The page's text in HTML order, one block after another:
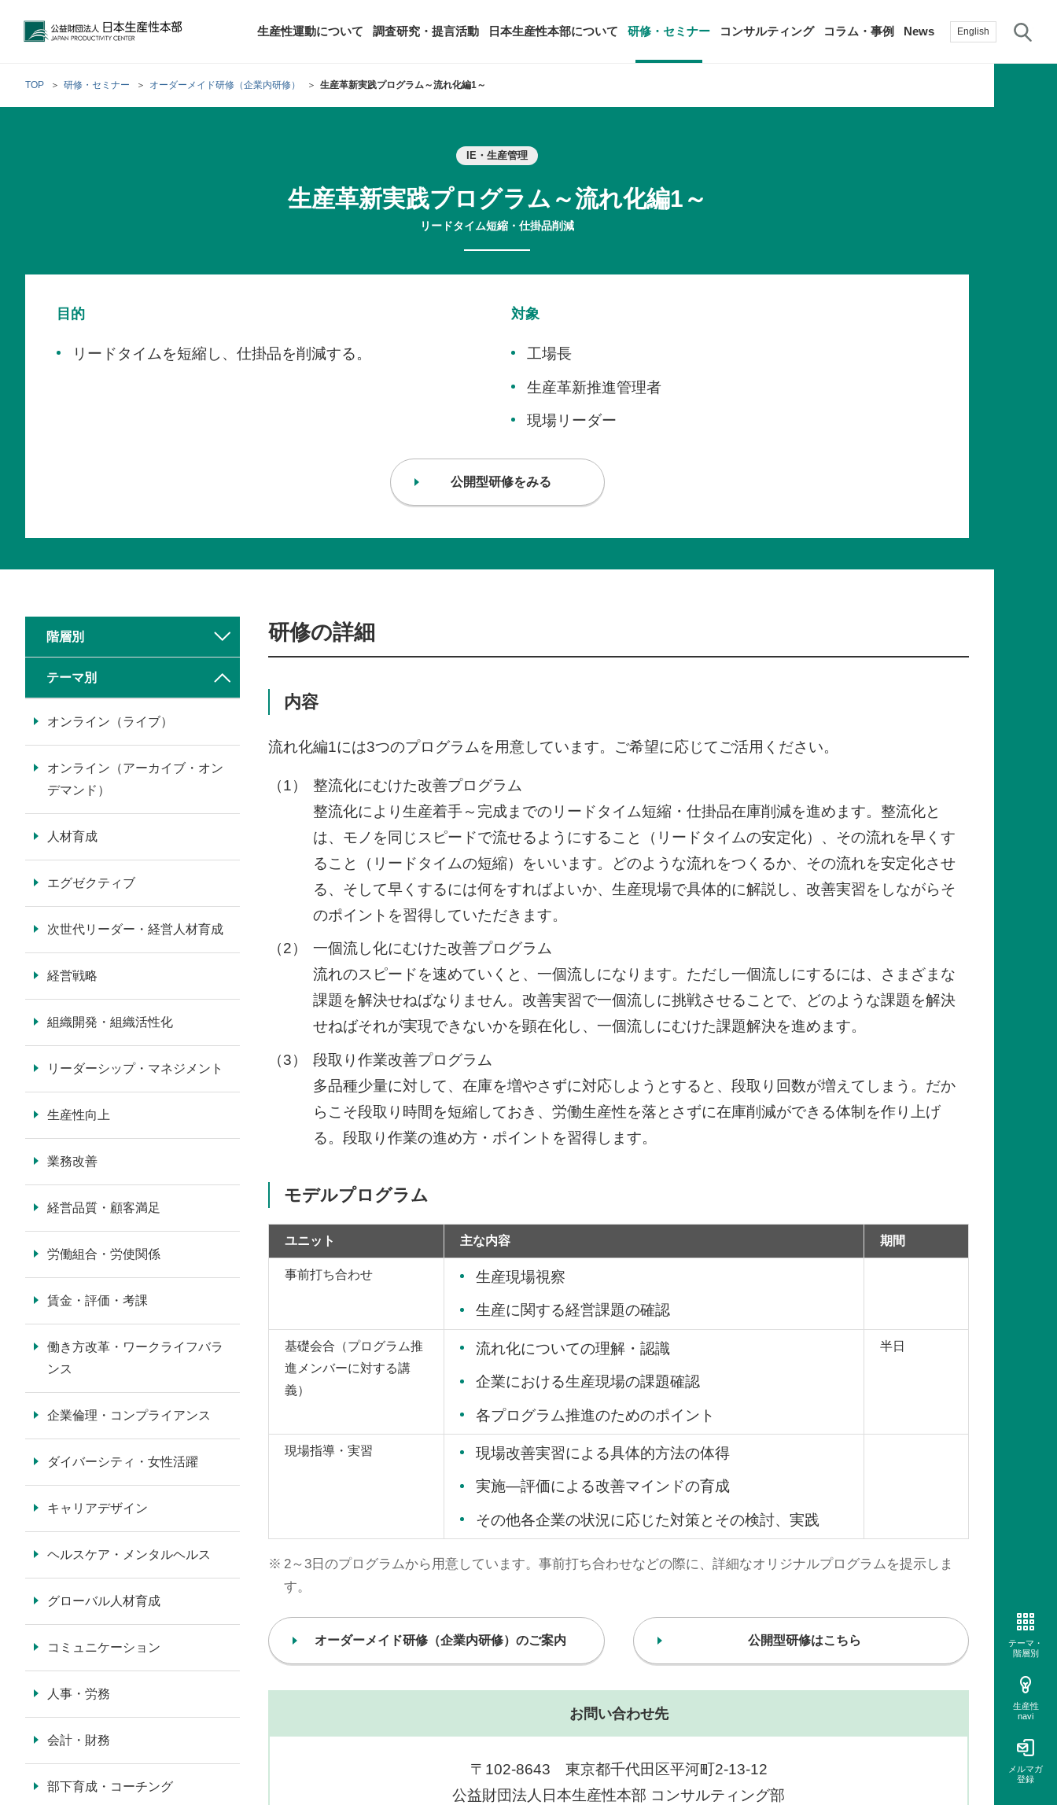
公益財団法人日本生産性本部 English
生産性運動について
調査研究・提言活動 日本生産性本部について 研修・セミナー コンサルティング コラム・事例 News
生産性運動とは
生産性シンポジウム
国際連携・国際交流活動
活動組織
生産性に関する研究
働く人のメンタルヘルスに関する調査
顧客満足度調査（JCSI）
レジャー白書
雇用・賃金に関する調査研究・提言
定款および業務・財務に関する資料
日本生産性本部とは
アクセス
全国の生産性機関
テーマ別研修
アーカイブ研修・セミナー
オーダーメイド研修（企業内研修）
参加者の声
コンサルタント紹介
TOP 研修・セミナー オーダーメイド研修（企業内研修） 生産革新実践プログラム～流れ化編1～
IE・生産管理
生産革新実践プログラム～流れ化編1～
リードタイム短縮・仕掛品削減
目的
リードタイムを短縮し、仕掛品を削減する。
対象
工場長
生産革新推進管理者
現場リーダー
公開型研修をみる
研修の詳細
内容
流れ化編1には3つのプログラムを用意しています。ご希望に応じてご活用ください。
（1）
整流化にむけた改善プログラム
整流化により生産着手～完成までのリードタイム短縮・仕掛品在庫削減を進めます。整流化と
は、モノを同じスピードで流せるようにすること（リードタイムの安定化）、その流れを早くす
ること（リードタイムの短縮）をいいます。どのような流れをつくるか、その流れを安定化させ
る、そして早くするには何をすればよいか、生産現場で具体的に解説し、改善実習をしながらそ
のポイントを習得していただきます。
（2）
一個流し化にむけた改善プログラム
流れのスピードを速めていくと、一個流しになります。ただし一個流しにするには、さまざまな
課題を解決せねばなりません。改善実習で一個流しに挑戦させることで、どのような課題を解決
せねばそれが実現できないかを顕在化し、一個流しにむけた課題解決を進めます。
（3）
段取り作業改善プログラム
多品種少量に対して、在庫を増やさずに対応しようとすると、段取り回数が増えてしまう。だか
らこそ段取り時間を短縮しておき、労働生産性を落とさずに在庫削減ができる体制を作り上げ
る。段取り作業の進め方・ポイントを習得します。
モデルプログラム
ユニット 主な内容 期間
事前打ち合わせ 生産現場視察
生産に関する経営課題の確認
基礎会合（プログラム推
進メンバーに対する講
義）
流れ化についての理解・認識
企業における生産現場の課題確認
各プログラム推進のためのポイント
半日
現場指導・実習 現場改善実習による具体的方法の体得
実施―評価による改善マインドの育成
その他各企業の状況に応じた対策とその検討、実践
※ 2～3日のプログラムから用意しています。事前打ち合わせなどの際に、詳細なオリジナルプログラムを提示しま
す。
オーダーメイド研修（企業内研修）のご案内 公開型研修はこちら
お問い合わせ先
〒102-8643 東京都千代田区平河町2-13-12
公益財団法人日本生産性本部 コンサルティング部
階層別
テーマ別
オンライン（ライブ）
オンライン（アーカイブ・オン
デマンド）
人材育成
エグゼクティブ
次世代リーダー・経営人材育成
経営戦略
組織開発・組織活性化
リーダーシップ・マネジメント
生産性向上
業務改善
経営品質・顧客満足
労働組合・労使関係
賃金・評価・考課
働き方改革・ワークライフバラ
ンス
企業倫理・コンプライアンス
ダイバーシティ・女性活躍
キャリアデザイン
ヘルスケア・メンタルヘルス
グローバル人材育成
コミュニケーション
人事・労務
会計・財務
部下育成・コーチング
テーマ・
階層別
生産性
navi
メルマガ
登録